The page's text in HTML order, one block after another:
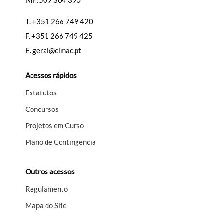
T.+351 266 749 420
F.+351 266 749 425
E.geral@cimac.pt
Acessos rápidos
Estatutos
Concursos
Projetos em Curso
Plano de Contingência
Outros acessos
Regulamento
Mapa do Site